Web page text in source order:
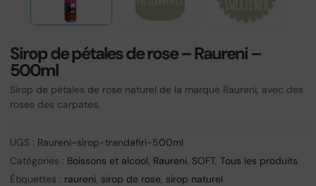
Sirop de pétales de rose – Raureni –
500ml
Sirop de pétales de rose naturel de la marque Raureni, avec des
roses des carpates.
UGS : Raureni-sirop-trandafiri-500ml
Catégories : Boissons et alcool Raureni SOFT,Tous les produits
Étiquettes : raureni sirop de rose sirop naturel